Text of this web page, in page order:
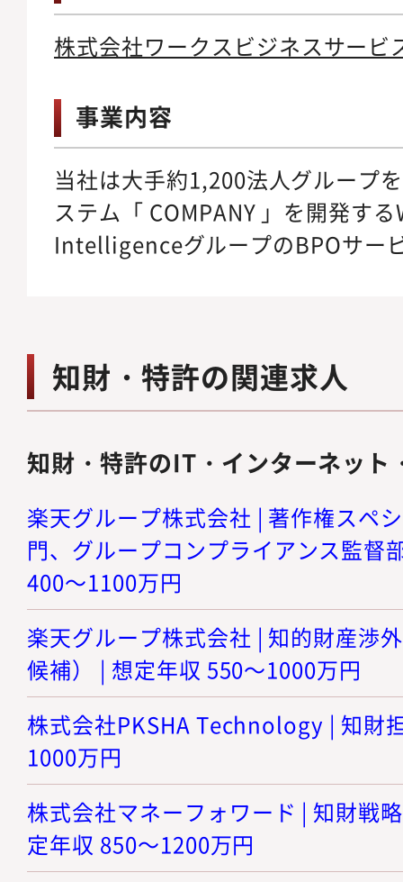
株式会社ワークスビジネスサービ
事業内容
当社は大手約1,200法人グループ
ステム「 COMPANY 」を開発す
IntelligenceグループのBPOサー
知財・特許の関連求人
知財・特許のIT・インターネット
楽天グループ株式会社 | 著作権スペ
門、グループコンプライアンス監督
400～1100万円
楽天グループ株式会社 | 知的財産渉
候補） | 想定年収 550～1000万円
株式会社PKSHA Technology | 知財
1000万円
株式会社マネーフォワード | 知財戦
定年収 850～1200万円